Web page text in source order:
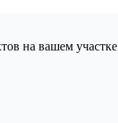
на вашем участке